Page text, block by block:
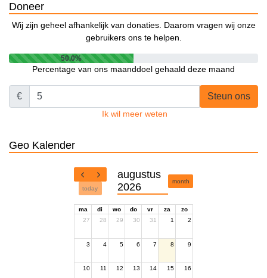
Doneer
Wij zijn geheel afhankelijk van donaties. Daarom vragen wij onze
gebruikers ons te helpen.
50.0%
Percentage van ons maanddoel gehaald deze maand
€ Steun ons
Ik wil meer weten
Geo Kalender
today
augustus
2026
month
ma di wo do vr za
zo
27
28 29 30 31 1 2
3 4 5 6 7 8 9
10 11 12 13 14 15 16